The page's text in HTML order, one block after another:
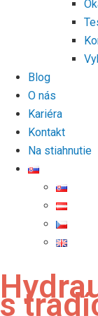
Blog
O nás
Kariéra
Kontakt
Na stiahnutie
s